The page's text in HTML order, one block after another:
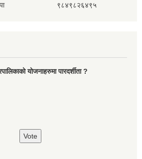
९८४९८२६४९५
योजनाहरुमा पारदर्शीता ?